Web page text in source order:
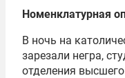
Номенклатурная
В ночь на
зарезали негра,
отделения